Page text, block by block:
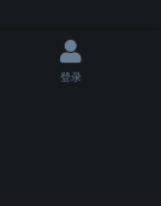
登录